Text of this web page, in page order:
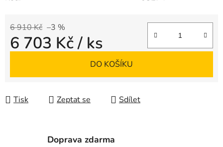
6 910 Kč –3 %
6 703 Kč/ ks
DO KOŠÍKU
Tisk Zeptat se Sdílet
Doprava zdarma